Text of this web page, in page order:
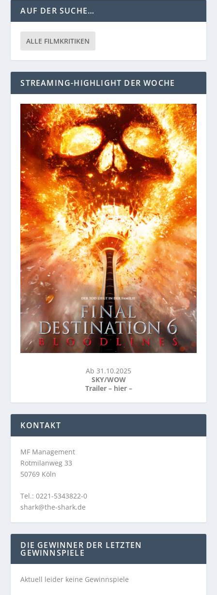
AUF DER SUCHE…
ALLE FILMKRITIKEN
STREAMING-HIGHLIGHT DER WOCHE
Ab 31.10.2025
SKY/WOW
Trailer – hier –
KONTAKT
MF Management
Rotmilanweg 33
50769 Köln
Tel.: 0221-5343822-0
shark@the-shark.de
DIE GEWINNER DER LETZTEN
GEWINNSPIELE
Aktuell leider keine Gewinnspiele